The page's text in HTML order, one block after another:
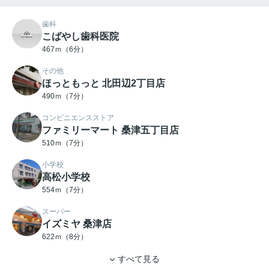
歯科
こばやし歯科医院
467ｍ（6分）
その他
ほっともっと 北田辺2丁目店
490ｍ（7分）
コンビニエンスストア
ファミリーマート 桑津五丁目店
510ｍ（7分）
小学校
高松小学校
554ｍ（7分）
スーパー
イズミヤ 桑津店
622ｍ（8分）
すべて見る